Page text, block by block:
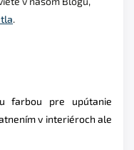
.
farbou pre upútanie
v interiéroch ale